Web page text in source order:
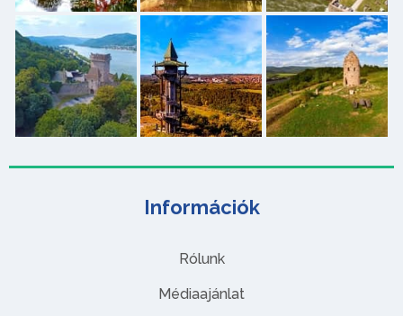
Információk
Rólunk
Médiaajánlat